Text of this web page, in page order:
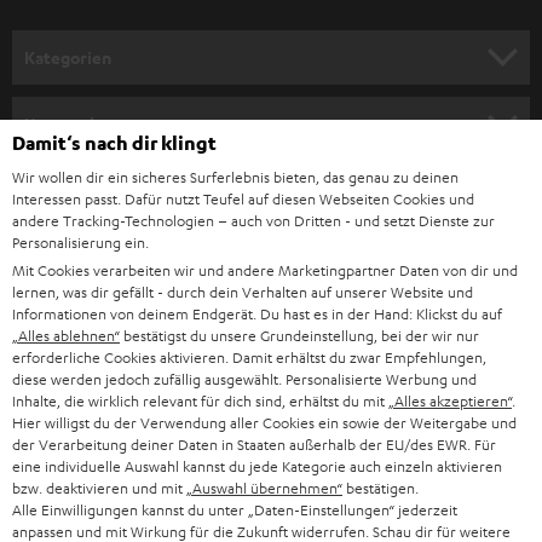
Sprachverständlichkeit.
SHURE MV5C
Perfekt für kabellose Signalübertragung.
Bringt deine Stimme optimal zur Geltung und liefert transparenten
Sound ohne störende Nebengeräusche.
Passt auf jeden Schreibtisch und lässt sich ganz einfach über USB mit
dem Computer verbinden.
Shure BLX24/PG58-S8
Funksystem für kabellose Signalübertragung mit bis zu 90m
Reichweite.
6,3 mm Klinkenausgang und XLR-Ausgang passend für ROCKSTER
AIR2 oder ROCKSTER
Shure BLX4 Empfänger geeignet für bis zu 12 kompatible Sender-
Systeme pro Frequenzband
Shure Mikrofone mit passenden Kopfhörern als starke
e
l
d
u
n
g
SOUNDBAR
HIFI-LAUTSPRECHER
SMART HOME
BLUETOOTH-LAUTSPRECHER
KOPFHÖRER
BLUETOOTH-KOPFHÖRER
STEREOANLAGEN
Unternehmen
SUPPORT
KARRIERE
PRESSE & MARKETING
GESCHÄFTSKUNDEN
PARTNERPROGRAMM
BLOG
NEWSLETTER
Teufel Onlineshops
DEUTSCHLAND
ÖSTERREICH
SCHWEIZ
NIEDERLANDE
BELGIEN
Damit‘s nach dir klingt
Wir wollen dir ein sicheres Surferlebnis bieten, das genau zu deinen
Interessen passt. Dafür nutzt Teufel auf diesen Webseiten Cookies und
andere Tracking-Technologien – auch von Dritten - und setzt Dienste zur
Personalisierung ein.
Mit Cookies verarbeiten wir und andere Marketingpartner Daten von dir und
lernen, was dir gefällt - durch dein Verhalten auf unserer Website und
Informationen von deinem Endgerät. Du hast es in der Hand: Klickst du auf
„Alles ablehnen“ bestätigst du unsere Grundeinstellung, bei der wir nur
erforderliche Cookies aktivieren. Damit erhältst du zwar Empfehlungen,
diese werden jedoch zufällig ausgewählt. Personalisierte Werbung und
Inhalte, die wirklich relevant für dich sind, erhältst du mit „Alles akzeptieren“.
Hier willigst du der Verwendung aller Cookies ein sowie der Weitergabe und
der Verarbeitung deiner Daten in Staaten außerhalb der EU/des EWR. Für
eine individuelle Auswahl kannst du jede Kategorie auch einzeln aktivieren
bzw. deaktivieren und mit „Auswahl übernehmen“ bestätigen.
Alle Einwilligungen kannst du unter „Daten-Einstellungen“ jederzeit
anpassen und mit Wirkung für die Zukunft widerrufen. Schau dir für weitere